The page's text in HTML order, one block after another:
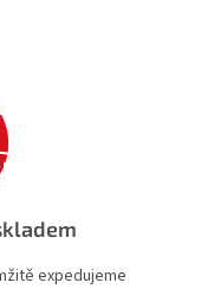
expedujeme